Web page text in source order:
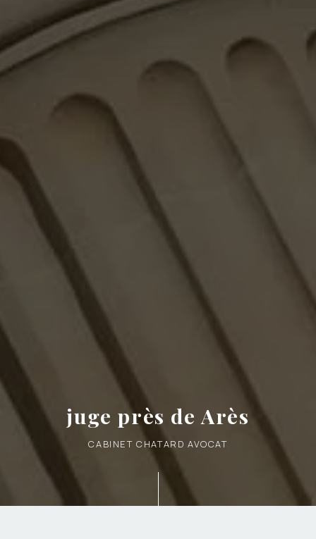
juge près de Arès
CABINET CHATARD AVOCAT